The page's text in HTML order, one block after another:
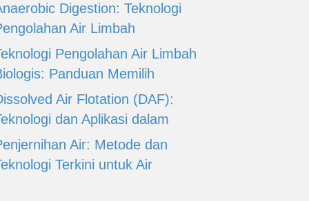
Digestion: Teknologi
Air Limbah
Pengolahan Air Limbah
Panduan Memilih
Air Flotation (DAF):
dan Aplikasi dalam
Air: Metode dan
Terkini untuk Air